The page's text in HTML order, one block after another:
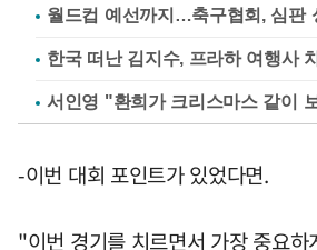
월드컵 예선까지…축구협회, 심판
한국 떠난 김지수, 프라하 여행사
서인영 "환희가 크리스마스 같이
-이번 대회 포인트가 있었다면.
"이번 경기를 치르면서 가장 중요하